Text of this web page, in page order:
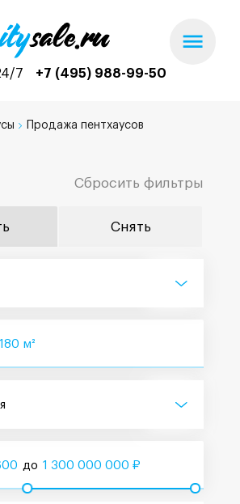
7 +7 (495) 988-99-50
Продажа пентхаусов
Сбросить фильтры
Снять
м²
до 1 300 000 000 ₽